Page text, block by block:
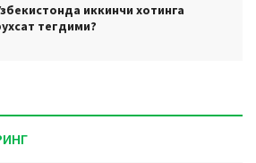
иккинчи хотинга
тегдими?